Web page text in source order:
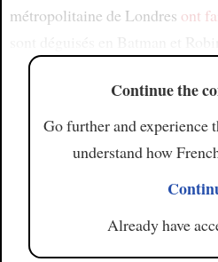
métropolitaine de Londres ont
Continue the
Go further and
understand how
Already have